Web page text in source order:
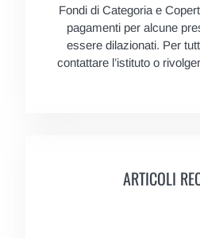
Fondi di Categoria e
pagamenti per alcune
essere dilazionati. Per
contattare l’istituto o
ARTICOLI